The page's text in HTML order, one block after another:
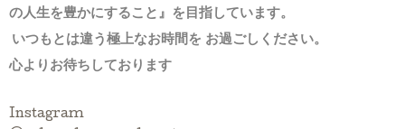
の人生を豊かにすること』を目指しています。
いつもとは違う極上なお時間を お過ごしください。
心よりお待ちしております
Instagram